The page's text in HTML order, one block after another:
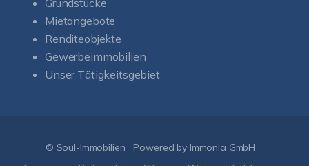
Grundstücke
Mietangebote
Renditeobjekte
Gewerbeimmobilien
Unser Tätigkeitsgebiet
© Soul-Immobilien
Powered by Immonia GmbH100
%